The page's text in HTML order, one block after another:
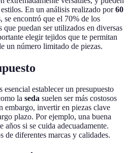
En un análisis realizado por60
, se encontró que el 70% de los
puedan ser utilizados en diversas
elegir tejidos que te permitan
un número limitado de piezas.
establecer un presupuesto
la seda suelen ser más costosos
embargo, invertir en piezas clave
plazo. Por ejemplo, una buena
años si se cuida adecuadamente.
de diferentes marcas y calidades.